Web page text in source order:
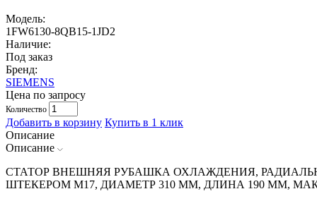
Модель:
1FW6130-8QB15-1JD2
Наличие:
Под заказ
Бренд:
SIEMENS
Цена по запросу
Количество
Добавить в корзину Купить в 1 клик
Описание
Описание
СТАТОР ВНЕШНЯЯ РУБАШКА ОХЛАЖДЕНИЯ,
ШТЕКЕРОМ M17, ДИАМЕТР 310 ММ, ДЛИНА 190 ММ,